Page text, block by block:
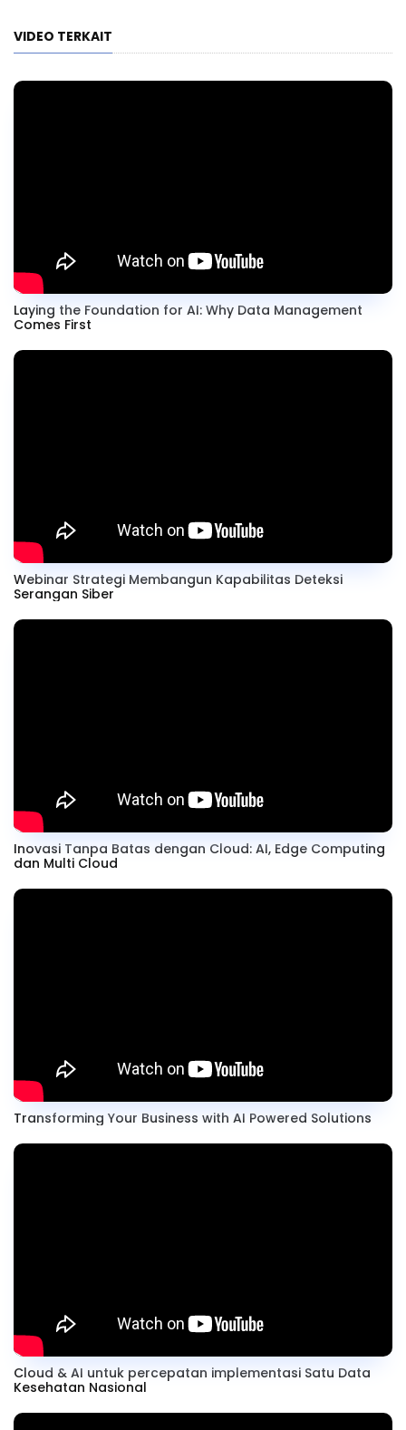
VIDEO TERKAIT
Laying the Foundation for AI: Why Data Management
Comes First
Webinar Strategi Membangun Kapabilitas Deteksi
Serangan Siber
Inovasi Tanpa Batas dengan Cloud: AI, Edge Computing
dan Multi Cloud
Transforming Your Business with AI Powered Solutions
Cloud & AI untuk percepatan implementasi Satu Data
Kesehatan Nasional